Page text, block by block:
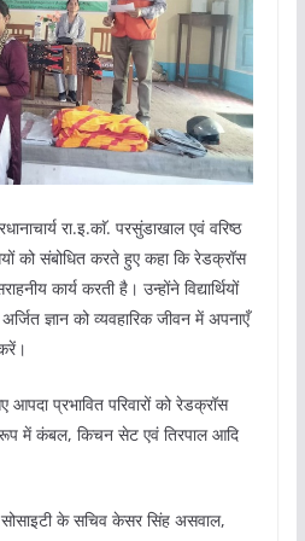
रा.इ.काॅ. परसुंडाखाल एवं वरिष्ठ
को संबोधित करते हुए कहा कि रेडक्रॉस
कार्य करती है। उन्होंने विद्यार्थियों
ज्ञान को व्यवहारिक जीवन में अपनाएँ
आपदा प्रभावित परिवारों को रेडक्रॉस
के रूप में कंबल, किचन सेट एवं तिरपाल आदि
के सचिव केसर सिंह असवाल,